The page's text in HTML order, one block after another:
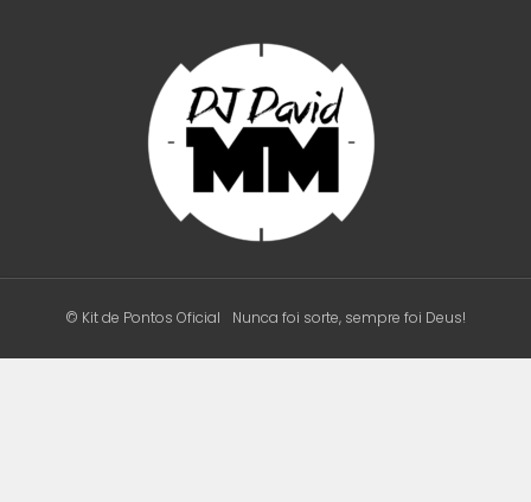
© Kit de Pontos Oficial Nunca foi sorte, sempre foi Deus!